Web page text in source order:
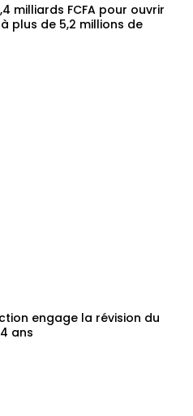
milliards FCFA pour ouvrir
plus de 5,2 millions de
engage la révision du
ans